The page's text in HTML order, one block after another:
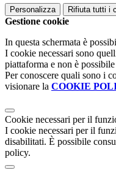
Personalizza Rifiuta tutti i
Gestione cookie
In questa schermata è
I cookie necessari sono
piattaforma e non è
Per conoscere quali sono i
visionare la COOKIE
Cookie necessari per il
I cookie necessari per il
disabilitati. È possibile
policy.